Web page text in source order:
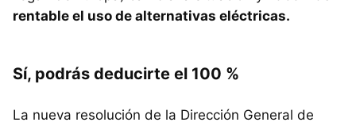
rentable el uso de alternativas eléctricas.
Sí, podrás deducirte el 100 %
La nueva resolución de la Dirección General de